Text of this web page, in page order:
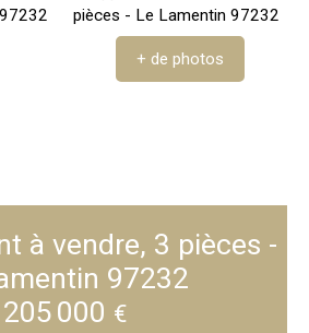
+ de photos
à vendre, 3 pièces -
97232
205 000 €